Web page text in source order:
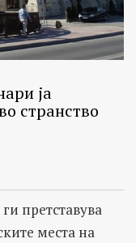
ја
странство
претставува
места на